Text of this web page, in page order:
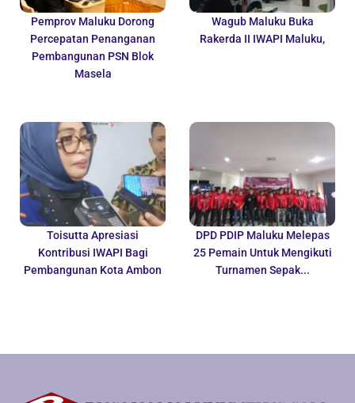
Pemprov Maluku Dorong
Percepatan Penanganan
Pembangunan PSN Blok
Masela
Wagub Maluku Buka
Rakerda II IWAPI Maluku,
Toisutta Apresiasi
Kontribusi IWAPI Bagi
Pembangunan Kota Ambon
DPD PDIP Maluku Melepas
25 Pemain Untuk Mengikuti
Turnamen Sepak...